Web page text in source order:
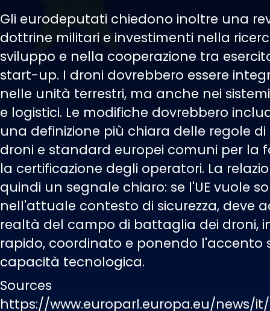
Gli eurodeputati chiedono inoltre una
dottrine militari e investimenti nella
sviluppo e nella cooperazione tra
start-up. I droni dovrebbero essere
nelle unità terrestri, ma anche nei
e logistici. Le modifiche dovrebbero
una definizione più chiara delle regole di
droni e standard europei comuni per la
la certificazione degli operatori. La
quindi un segnale chiaro: se l'UE vuole
nell'attuale contesto di sicurezza, deve
realtà del campo di battaglia dei droni,
rapido, coordinato e ponendo l'accento
capacità tecnologica.
Sources
https://www.europarl.europa.eu/news/